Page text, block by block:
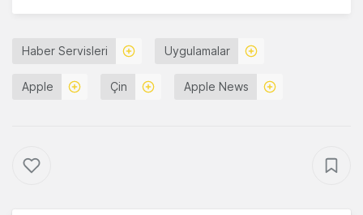
Haber Servisleri Uygulamalar
Apple Çin Apple News